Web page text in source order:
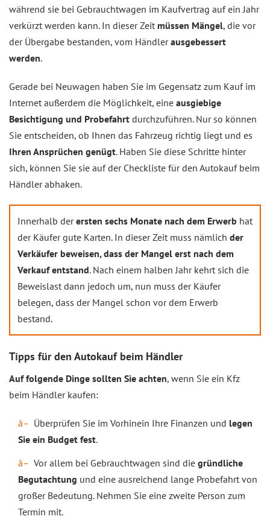
während sie bei Gebrauchtwagen im Kaufvertrag auf ein Jahr
verkürzt werden kann. In dieser Zeit müssen Mängel, die vor
der Übergabe bestanden, vom Händlerausgebessert
werden.
Gerade bei Neuwagen haben Sie im Gegensatz zum Kauf im
Internet außerdem die Möglichkeit, eine ausgiebige
Besichtigung und Probefahrt durchzuführen. Nur so können
Sie entscheiden, ob Ihnen das Fahrzeug richtig liegt und es
Ihren Ansprüchen genügt. Haben Sie diese Schritte hinter
sich, können Sie sie auf der Checkliste für den Autokauf beim
Händler abhaken.
Innerhalb derersten sechs Monate nach dem Erwerb hat
der Käufer gute Karten. In dieser Zeit muss nämlich der
Verkäufer beweisen, dass der Mangel erst nach dem
Verkauf entstand. Nach einem halben Jahr kehrt sich die
Beweislast dann jedoch um, nun muss der Käufer
belegen, dass der Mangel schon vor dem Erwerb
bestand.
Tipps für den Autokauf beim Händler
Auf folgende Dinge sollten Sie achten, wenn Sie ein Kfz
beim Händler kaufen:
Überprüfen Sie im Vorhinein Ihre Finanzen und legen
Sie ein Budget fest.
Vor allem bei Gebrauchtwagen sind die gründliche
Begutachtung und eine ausreichend lange Probefahrt von
großer Bedeutung. Nehmen Sie eine zweite Person zum
Termin mit.